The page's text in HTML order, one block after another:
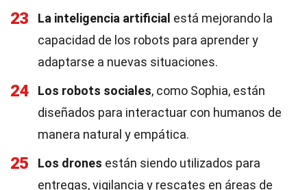
23 La inteligencia artificial está mejorando la
capacidad de los robots para aprender y
adaptarse a nuevas situaciones.
24 Los robots sociales, como Sophia, están
diseñados para interactuar con humanos de
manera natural y empática.
25 Los drones están siendo utilizados para
entregas, vigilancia y rescates en áreas de